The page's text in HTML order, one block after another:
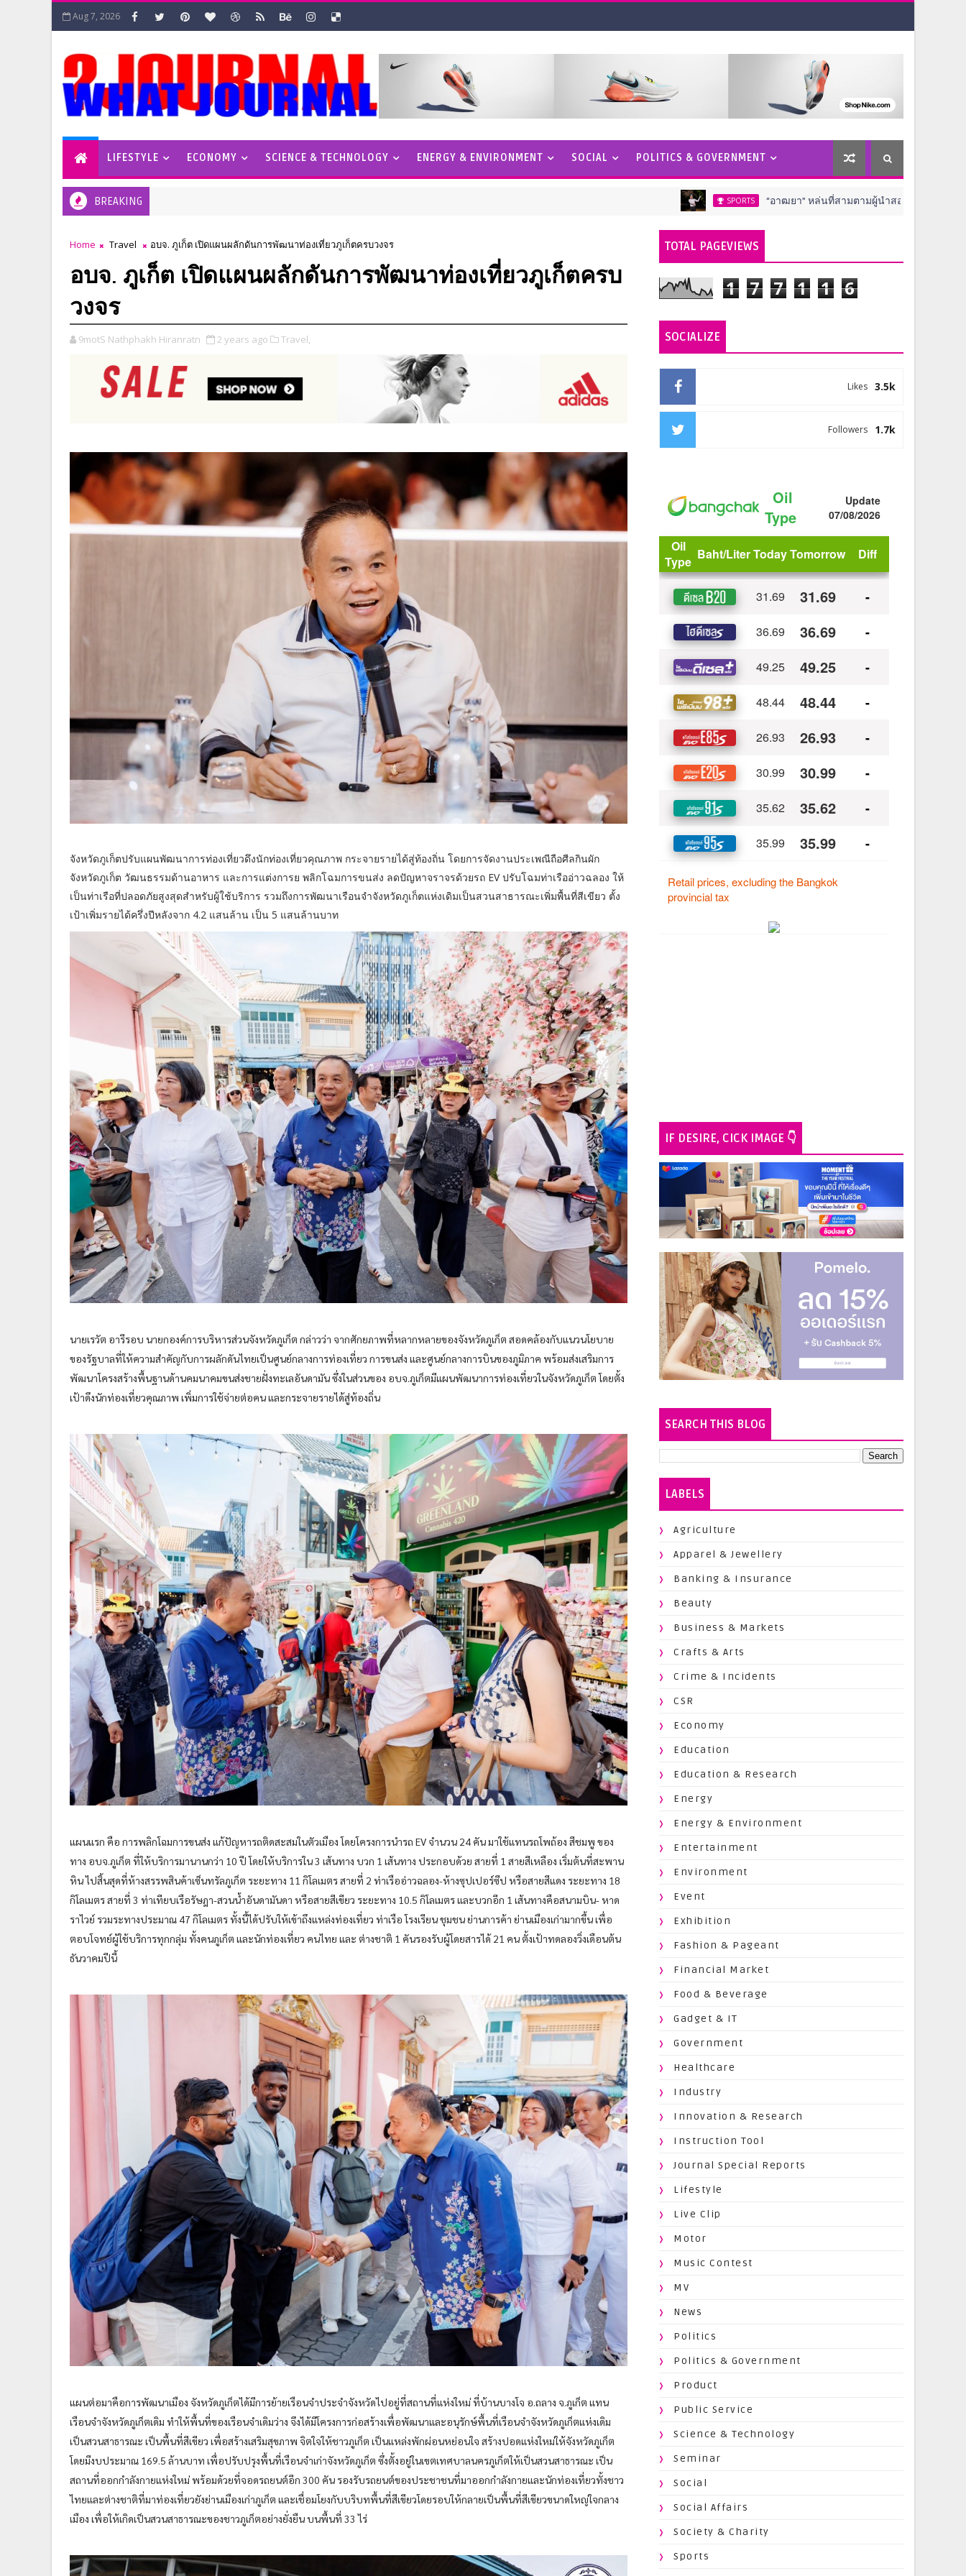
Aug 7, 2026
LIFESTYLE ECONOMY SCIENCE & TECHNOLOGY ENERGY & ENVIRONMENT SOCIAL POLITICS & GOVERNMENT
BREAKING SPORTS “อาฒยา” หล่นที่สามตามผู้นำสองสโตรค ครึ่งทางกอล์ฟ เอไอจี วี
Home Travel อบจ. ภูเก็ต เปิดแผนผลักดันการพัฒนาท่องเที่ยวภูเก็ตครบวงจร
อบจ. ภูเก็ต เปิดแผนผลักดันการพัฒนาท่องเที่ยวภูเก็ตครบ
วงจร
9motS Nathphakh Hiranratn 2 years ago Travel,
จังหวัดภูเก็ตปรับแผนพัฒนาการท่องเที่ยวดึงนักท่องเที่ยวคุณภาพ กระจายรายได้สู่ท้องถิ่น โดยการจัดงานประเพณีถือศีลกินผัก
จังหวัดภูเก็ต วัฒนธรรมด้านอาหาร และการแต่งการย พลิกโฉมการขนส่ง ลดปัญหาจราจรด้วยรถ EV ปรับโฉมท่าเรืออ่าวฉลอง ให้
เป็นท่าเรือที่ปลอดภัยสูงสุดสำหรับผู้ใช้บริการ รวมถึงการพัฒนาเรือนจำจังหวัดภูเก็ตแห่งเดิมเป็นสวนสาธารณะเพิ่มพื้นที่สีเขียว ตั้ง
เป้าเพิ่มรายได้ครึ่งปีหลังจาก 4.2 แสนล้าน เป็น 5 แสนล้านบาท
นายเรวัต อารีรอบ นายกองค์การบริหารส่วนจังหวัดภูเก็ต กล่าวว่า จากศักยภาพที่หลากหลายของจังหวัดภูเก็ต สอดคล้องกับแนวนโยบาย
ของรัฐบาลที่ให้ความสำคัญกับการผลักดันไทยเป็นศูนย์กลางการท่องเที่ยว การขนส่ง และศูนย์กลางการบินของภูมิภาค พร้อมส่งเสริมการ
พัฒนาโครงสร้างพื้นฐานด้านคมนาคมขนส่งชายฝั่งทะเลอันดามัน ซึ่งในส่วนของ อบจ.ภูเก็ตมีแผนพัฒนาการท่องเที่ยวในจังหวัดภูเก็ต โดยตั้ง
เป้าดึงนักท่องเที่ยวคุณภาพ เพิ่มการใช้จ่ายต่อคน และกระจายรายได้สู่ท้องถิ่น
แผนแรก คือ การพลิกโฉมการขนส่ง แก้ปัญหารถติดสะสมในตัวเมือง โดยโครงการนำรถ EV จำนวน 24 คัน มาใช้แทนรถโพถ้อง สีชมพู ของ
ทาง อบจ.ภูเก็ต ที่ให้บริการมานานกว่า 10 ปี โดยให้บริการใน 3 เส้นทาง บวก 1 เส้นทาง ประกอบด้วย สายที่ 1 สายสีเหลือง เริ่มต้นที่สะพาน
หิน ไปสิ้นสุดที่ห้างสรรพสินค้าเซ็นทรัลภูเก็ต ระยะทาง 11 กิโลเมตร สายที่ 2 ท่าเรืออ่าวฉลอง-ห้างซุปเปอร์ซีป หรือสายสีแดง ระยะทาง 18
กิโลเมตร สายที่ 3 ท่าเทียบเรือรัษฎา-สวนน้ำอันดามันดา หรือสายสีเขียว ระยะทาง 10.5 กิโลเมตร และบวกอีก 1 เส้นทางคือสนามบิน- หาด
ราไวย์ รวมระทางประมาณ 47 กิโลเมตร ทั้งนี้ได้ปรับให้เข้าถึงแหล่งท่องเที่ยว ท่าเรือ โรงเรียน ชุมชน ย่านการค้า ย่านเมืองเก่ามากขึ้น เพื่อ
ตอบโจทย์ผู้ใช้บริการทุกกลุ่ม ทั้งคนภูเก็ต และนักท่องเที่ยว คนไทย และ ต่างชาติ 1 คันรองรับผู้โดยสารได้ 21 คน ตั้งเป้าทดลองวิ่งเดือนต้น
ธันวาคมปีนี้
แผนต่อมาคือการพัฒนาเมือง จังหวัดภูเก็ตได้มีการย้ายเรือนจำประจำจังหวัดไปอยู่ที่สถานที่แห่งใหม่ ที่บ้านบางโจ อ.ถลาง จ.ภูเก็ต แทน
เรือนจำจังหวัดภูเก็ตเดิม ทำให้พื้นที่ของเรือนจำเดิมว่าง จึงได้มีโครงการก่อสร้างเพื่อพัฒนาและอนุรักษ์พื้นที่เรือนจำจังหวัดภูเก็ตแห่งเดิม
เป็นสวนสาธารณะ เป็นพื้นที่สีเขียว เพื่อสร้างเสริมสุขภาพ จิตใจให้ชาวภูเก็ต เป็นแหล่งพักผ่อนหย่อนใจ สร้างปอดแห่งใหม่ให้จังหวัดภูเก็ต
โดยมีงบประมาณ 169.5 ล้านบาท เพื่อปรับปรุงพื้นที่เรือนจำเก่าจังหวัดภูเก็ต ซึ่งตั้งอยู่ในเขตเทศบาลนครภูเก็ตให้เป็นสวนสาธารณะ เป็น
สถานที่ออกกำลังกายแห่งใหม่ พร้อมด้วยที่จอดรถยนต์อีก 300 คัน รองรับรถยนต์ของประชาชนที่มาออกกำลังกายและนักท่องเที่ยวทั้งชาว
ไทยและต่างชาติที่มาท่องเที่ยวยังย่านเมืองเก่าภูเก็ต และเชื่อมโยงกับบริบทพื้นที่สีเขียวโดยรอบให้กลายเป็นพื้นที่สีเขียวขนาดใหญ่ใจกลาง
เมือง เพื่อให้เกิดเป็นสวนสาธารณะของชาวภูเก็ตอย่างยั่งยืน บนพื้นที่ 33 ไร่
TOTAL PAGEVIEWS
1 7 7 1 1 6
SOCIALIZE
3.5k
Likes
1.7k
Followers
IF DESIRE, CICK IMAGE 👇
SEARCH THIS BLOG
LABELS
Agriculture
Apparel & Jewellery
Banking & Insurance
Beauty
Business & Markets
Crafts & Arts
Crime & Incidents
CSR
Economy
Education
Education & Research
Energy
Energy & Environment
Entertainment
Environment
Event
Exhibition
Fashion & Pageant
Financial Market
Food & Beverage
Gadget & IT
Government
Healthcare
Industry
Innovation & Research
Instruction Tool
Journal Special Reports
Lifestyle
Live Clip
Motor
Music Contest
MV
News
Politics
Politics & Government
Product
Public Service
Science & Technology
Seminar
Social
Social Affairs
Society & Charity
Sports